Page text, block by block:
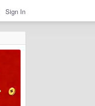
Sign In